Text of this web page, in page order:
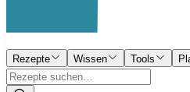
Rezepte Wissen Tools